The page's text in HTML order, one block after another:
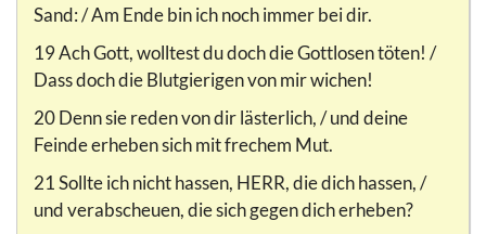
Sand: / Am Ende bin ich noch immer bei dir.
19 Ach Gott, wolltest du doch die Gottlosen töten! /
Dass doch die Blutgierigen von mir wichen!
20 Denn sie reden von dir lästerlich, / und deine
Feinde erheben sich mit frechem Mut.
21 Sollte ich nicht hassen, HERR, die dich hassen, /
und verabscheuen, die sich gegen dich erheben?